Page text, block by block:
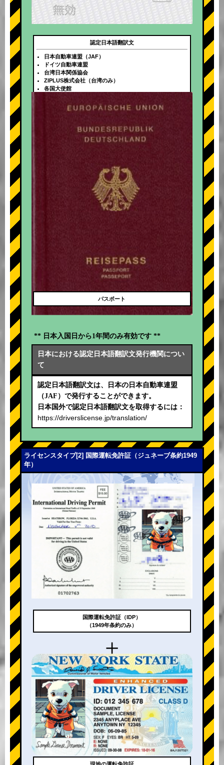
+
認定日本語翻訳文
日本自動車連盟（JAF）
ドイツ自動車連盟
台湾日本関係協会
ZIPLUS株式会社（台湾のみ）
各国大使館
パスポート
** 日本入国日から1年間のみ有効です **
日本における認定日本語翻訳文発行機関につい
て
認定日本語翻訳文は、日本の日本自動車連盟
（JAF）で発行することができます。
日本国外で認定日本語翻訳文を取得するには：
https://driverslicense.jp/translation/
ライセンスタイプ[2] 国際運転免許証（ジュネーブ条約1949
年）
+
国際運転免許証（IDP）
（1949年条約のみ）
現地の運転免許証